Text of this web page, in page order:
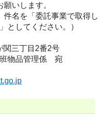
いします。
件名を「委託事業で取得し
としてください。）
関三丁目2番2号
班物品管理係 宛